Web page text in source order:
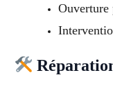
Ouverture